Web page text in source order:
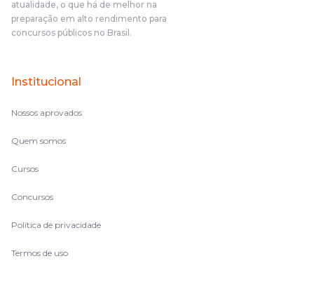
atualidade, o que há de melhor na
preparação em alto rendimento para
concursos públicos no Brasil.
Institucional
Nossos aprovados
Quem somos
Cursos
Concursos
Política de privacidade
Termos de uso